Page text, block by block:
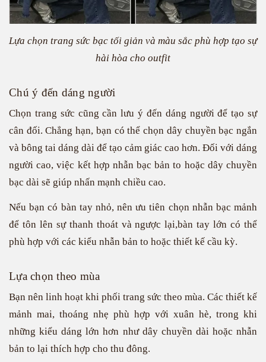
Lựa chọn trang sức bạc tối giản và màu sắc phù hợp tạo sự
hài hòa cho outfit
Chú ý đến dáng người
Chọn trang sức cũng cần lưu ý đến dáng người để tạo sự
cân đối. Chẳng hạn, bạn có thể chọn dây chuyền bạc ngắn
và bông tai dáng dài để tạo cảm giác cao hơn. Đối với dáng
người cao, việc kết hợp nhẫn bạc bản to hoặc dây chuyền
bạc dài sẽ giúp nhấn mạnh chiều cao.
Nếu bạn có bàn tay nhỏ, nên ưu tiên chọn nhẫn bạc mảnh
để tôn lên sự thanh thoát và ngược lại,bàn tay lớn có thể
phù hợp với các kiểu nhẫn bản to hoặc thiết kế cầu kỳ.
Lựa chọn theo mùa
Bạn nên linh hoạt khi phối trang sức theo mùa. Các thiết kế
mảnh mai, thoáng nhẹ phù hợp với xuân hè, trong khi
những kiểu dáng lớn hơn như dây chuyền dài hoặc nhẫn
bản to lại thích hợp cho thu đông.